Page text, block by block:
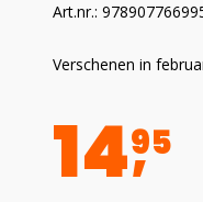
Art.nr.:
Verschenen in
1495